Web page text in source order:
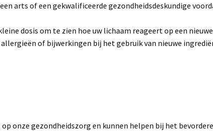
arts of een gekwalificeerde gezondheidsdeskundige
dosis om te zien hoe uw lichaam reageert op een
of bijwerkingen bij het gebruik van nieuwe
onze gezondheidszorg en kunnen helpen bij het